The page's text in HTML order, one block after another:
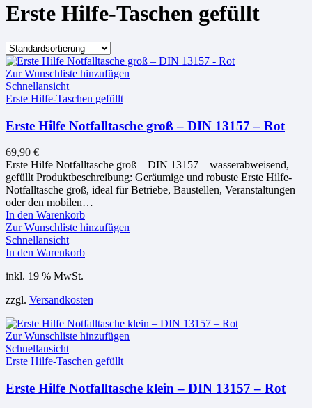
Erste Hilfe-Taschen gefüllt
Zur Wunschliste hinzufügen
Schnellansicht
Erste Hilfe-Taschen gefüllt
Erste Hilfe Notfalltasche groß – DIN 13157 – Rot
69,90 €
Erste Hilfe Notfalltasche groß – DIN 13157 – wasserabweisend,
gefüllt Produktbeschreibung: Geräumige und robuste Erste Hilfe-
Notfalltasche groß, ideal für Betriebe, Baustellen, Veranstaltungen
oder den mobilen…
In den Warenkorb
Zur Wunschliste hinzufügen
Schnellansicht
In den Warenkorb
inkl. 19 % MwSt.
zzgl. Versandkosten
Zur Wunschliste hinzufügen
Schnellansicht
Erste Hilfe-Taschen gefüllt
Erste Hilfe Notfalltasche klein – DIN 13157 – Rot